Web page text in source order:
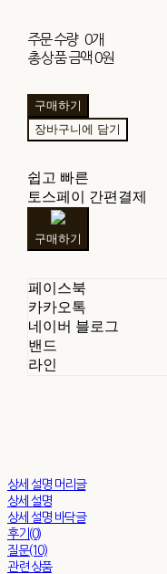
주문 수량 0개
총 상품 금액0원
구매하기
장바구니에 담기
쉽고 빠른
토스페이 간편결제
구매하기
페이스북
카카오톡
네이버 블로그
밴드
라인
상세 설명 머리글
상세 설명
상세 설명 바닥글
후기(0)
질문(10)
관련 상품